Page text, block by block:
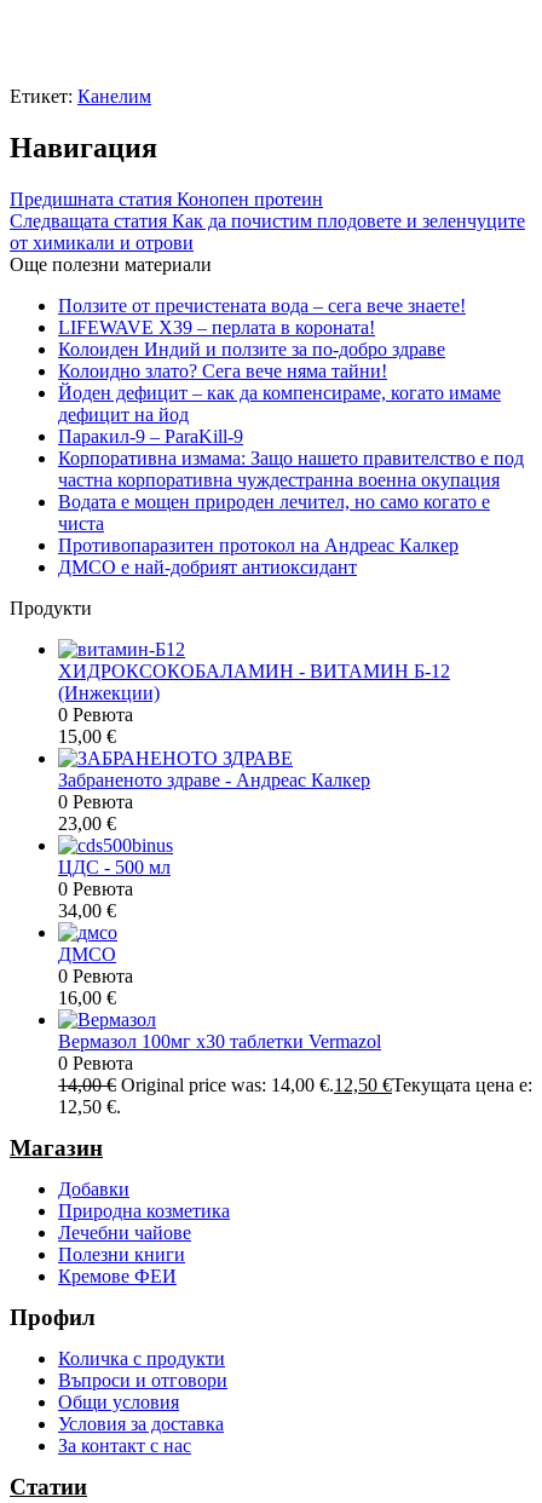
Етикет: Канелим
Навигация
Предишната статия Конопен протеин
Следващата статия Как да почистим плодовете и зеленчуците
от химикали и отрови
Още полезни материали
Ползите от пречистената вода – сега вече знаете!
LIFEWAVE Х39 – перлата в короната!
Колоиден Индий и ползите за по-добро здраве
Колоидно злато? Сега вече няма тайни!
Йоден дефицит – как да компенсираме, когато имаме
дефицит на йод
Паракил-9 – ParaKill-9
Корпоративна измама: Защо нашето правителство е под
частна корпоративна чуждестранна военна окупация
Водата е мощен природен лечител, но само когато е
чиста
Противопаразитен протокол на Андреас Калкер
ДМСО е най-добрият антиоксидант
Продукти
ХИДРОКСОКОБАЛАМИН - ВИТАМИН Б-12
(Инжекции)
0 Ревюта
15,00 €
Забраненото здраве - Андреас Калкер
0 Ревюта
23,00 €
ЦДС - 500 мл
0 Ревюта
34,00 €
ДМСО
0 Ревюта
16,00 €
Вермазол 100мг х30 таблетки Vermazol
0 Ревюта
14,00€ Original price was: 14,00 €.12,50 €Текущата цена е:
12,50 €.
Магазин
Добавки
Природна козметика
Лечебни чайове
Полезни книги
Кремове ФЕИ
Профил
Количка с продукти
Въпроси и отговори
Общи условия
Условия за доставка
За контакт с нас
Статии